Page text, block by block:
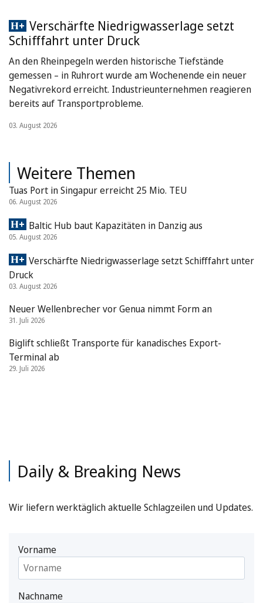
Verschärfte Niedrigwasserlage setzt
Schifffahrt unter Druck
An den Rheinpegeln werden historische Tiefstände
gemessen – in Ruhrort wurde am Wochenende ein neuer
Negativrekord erreicht. Industrieunternehmen reagieren
bereits auf Transportprobleme.
03. August 2026
Weitere Themen
Tuas Port in Singapur erreicht 25 Mio. TEU
06. August 2026
Baltic Hub baut Kapazitäten in Danzig aus
05. August 2026
Verschärfte Niedrigwasserlage setzt Schifffahrt unter
Druck
03. August 2026
Neuer Wellenbrecher vor Genua nimmt Form an
31. Juli 2026
Biglift schließt Transporte für kanadisches Export-
Terminal ab
29. Juli 2026
Daily & Breaking News
Wir liefern werktäglich aktuelle Schlagzeilen und Updates.
Vorname
Nachname